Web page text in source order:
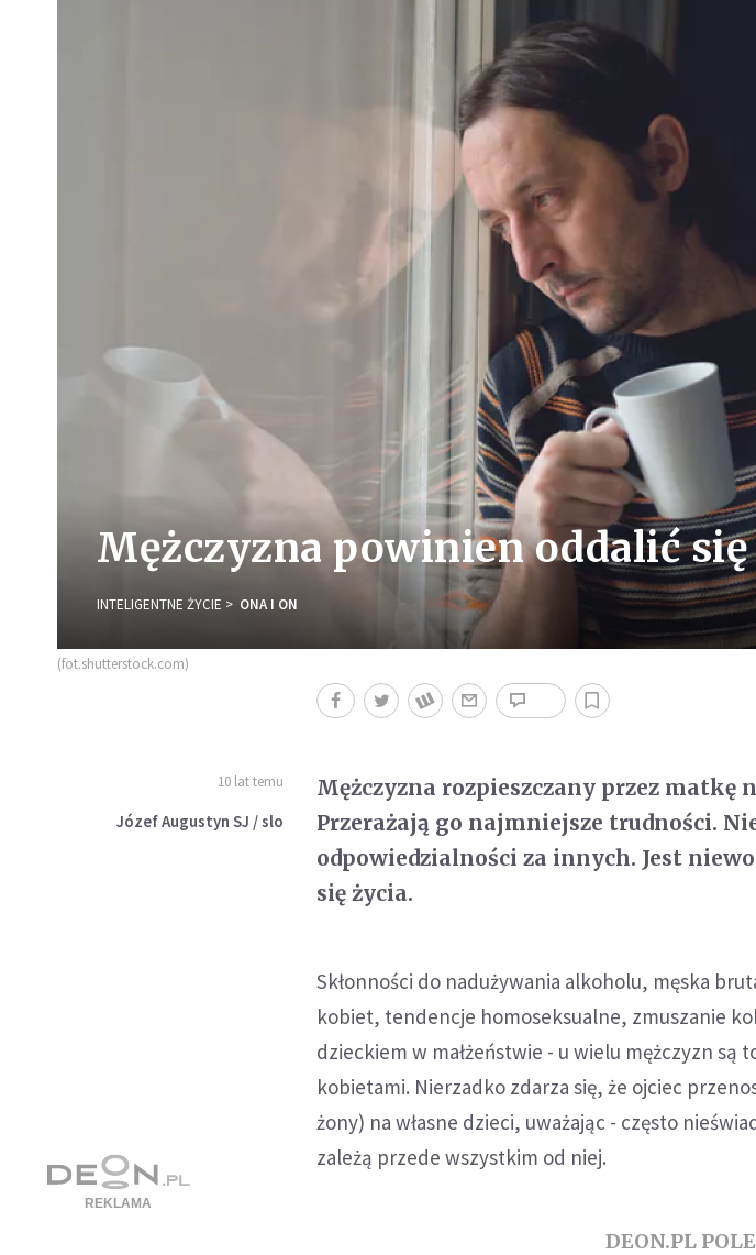
Mężczyzna powinien oddalić
INTELIGENTNE ŻYCIE ONA I ON
(fot.shutterstock.com)
10 lat temu
Józef Augustyn SJ / slo
Mężczyzna rozpieszczany przez matkę
Przerażają go najmniejsze trudności.
odpowiedzialności za innych. Jest
się życia.
Skłonności do nadużywania alkoholu, męska
kobiet, tendencje homoseksualne, zmuszanie
dzieckiem w małżeństwie - u wielu mężczyzn
kobietami. Nierzadko zdarza się, że ojciec
żony) na własne dzieci, uważając - często
zależą przede wszystkim od niej.
DEON.PL